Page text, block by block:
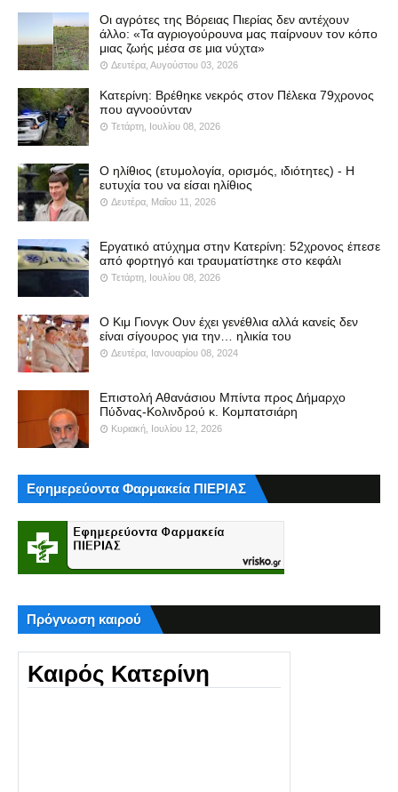
Οι αγρότες της Βόρειας Πιερίας δεν αντέχουν
άλλο: «Τα αγριογούρουνα μας παίρνουν τον κόπο
μιας ζωής μέσα σε μια νύχτα»
Δευτέρα, Αυγούστου 03, 2026
Κατερίνη: Βρέθηκε νεκρός στον Πέλεκα 79χρονος
που αγνοούνταν
Τετάρτη, Ιουλίου 08, 2026
Ο ηλίθιος (ετυμολογία, ορισμός, ιδιότητες) - Η
ευτυχία του να είσαι ηλίθιος
Δευτέρα, Μαΐου 11, 2026
Εργατικό ατύχημα στην Κατερίνη: 52χρονος έπεσε
από φορτηγό και τραυματίστηκε στο κεφάλι
Τετάρτη, Ιουλίου 08, 2026
Ο Κιμ Γιονγκ Ουν έχει γενέθλια αλλά κανείς δεν
είναι σίγουρος για την… ηλικία του
Δευτέρα, Ιανουαρίου 08, 2024
Επιστολή Αθανάσιου Μπίντα προς Δήμαρχο
Πύδνας-Κολινδρού κ. Κομπατσιάρη
Κυριακή, Ιουλίου 12, 2026
Εφημερεύοντα Φαρμακεία ΠΙΕΡΙΑΣ
Πρόγνωση καιρού
Καιρός Κατερίνη